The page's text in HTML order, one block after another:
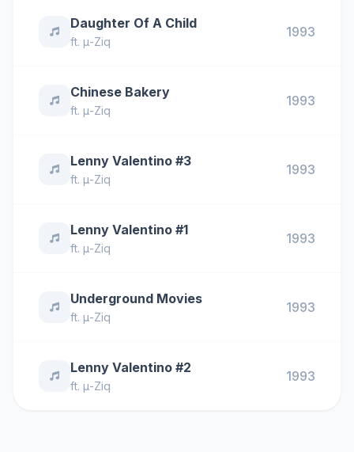
Daughter Of A Child
ft. μ-Ziq
1993
Chinese Bakery
ft. μ-Ziq
1993
Lenny Valentino #3
ft. μ-Ziq
1993
Lenny Valentino #1
ft. μ-Ziq
1993
Underground Movies
ft. μ-Ziq
1993
Lenny Valentino #2
ft. μ-Ziq
1993